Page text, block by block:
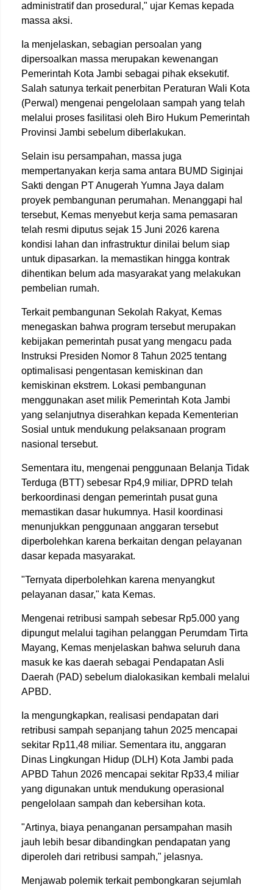
administratif dan prosedural," ujar Kemas kepada
massa aksi.
Ia menjelaskan, sebagian persoalan yang
dipersoalkan massa merupakan kewenangan
Pemerintah Kota Jambi sebagai pihak eksekutif.
Salah satunya terkait penerbitan Peraturan Wali Kota
(Perwal) mengenai pengelolaan sampah yang telah
melalui proses fasilitasi oleh Biro Hukum Pemerintah
Provinsi Jambi sebelum diberlakukan.
Selain isu persampahan, massa juga
mempertanyakan kerja sama antara BUMD Siginjai
Sakti dengan PT Anugerah Yumna Jaya dalam
proyek pembangunan perumahan. Menanggapi hal
tersebut, Kemas menyebut kerja sama pemasaran
telah resmi diputus sejak 15 Juni 2026 karena
kondisi lahan dan infrastruktur dinilai belum siap
untuk dipasarkan. Ia memastikan hingga kontrak
dihentikan belum ada masyarakat yang melakukan
pembelian rumah.
Terkait pembangunan Sekolah Rakyat, Kemas
menegaskan bahwa program tersebut merupakan
kebijakan pemerintah pusat yang mengacu pada
Instruksi Presiden Nomor 8 Tahun 2025 tentang
optimalisasi pengentasan kemiskinan dan
kemiskinan ekstrem. Lokasi pembangunan
menggunakan aset milik Pemerintah Kota Jambi
yang selanjutnya diserahkan kepada Kementerian
Sosial untuk mendukung pelaksanaan program
nasional tersebut.
Sementara itu, mengenai penggunaan Belanja Tidak
Terduga (BTT) sebesar Rp4,9 miliar, DPRD telah
berkoordinasi dengan pemerintah pusat guna
memastikan dasar hukumnya. Hasil koordinasi
menunjukkan penggunaan anggaran tersebut
diperbolehkan karena berkaitan dengan pelayanan
dasar kepada masyarakat.
"Ternyata diperbolehkan karena menyangkut
pelayanan dasar," kata Kemas.
Mengenai retribusi sampah sebesar Rp5.000 yang
dipungut melalui tagihan pelanggan Perumdam Tirta
Mayang, Kemas menjelaskan bahwa seluruh dana
masuk ke kas daerah sebagai Pendapatan Asli
Daerah (PAD) sebelum dialokasikan kembali melalui
APBD.
Ia mengungkapkan, realisasi pendapatan dari
retribusi sampah sepanjang tahun 2025 mencapai
sekitar Rp11,48 miliar. Sementara itu, anggaran
Dinas Lingkungan Hidup (DLH) Kota Jambi pada
APBD Tahun 2026 mencapai sekitar Rp33,4 miliar
yang digunakan untuk mendukung operasional
pengelolaan sampah dan kebersihan kota.
"Artinya, biaya penanganan persampahan masih
jauh lebih besar dibandingkan pendapatan yang
diperoleh dari retribusi sampah," jelasnya.
Menjawab polemik terkait pembongkaran sejumlah